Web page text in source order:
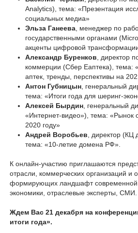
Analytics), тема: «Презентация
социальных медиа»
Эльза Ганеева , менеджер по
государственными органами
акценты цифровой
Александр Буренков , директор
коммерции (Сбер Еаптека), тема:
аптек, тренды, перспективы на
Антон Губницын , генеральный
тема: «Итоги года для шеринг-
Алексей Бырдин , генеральный
«Интернет-видео»), тема: «Рынок
2020 году»
Андрей Воробьев , директор
тема: «10-летие домена РФ».
К онлайн-участию приглашаются
отрасли, коммерческих организаций и
формирующих ландшафт
экономики, отраслевые эксперты, СМИ.
Ждем Вас 21 декабря на
итоги года».